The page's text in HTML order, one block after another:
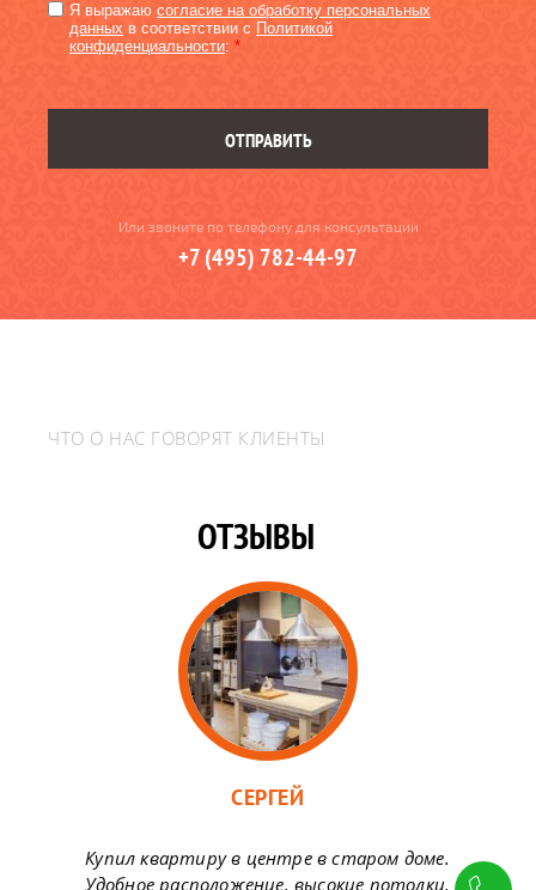
Я выражаю согласие на обработку персональных
данных в соответствии с Политикой
конфиденциальности: *
ОТПРАВИТЬ
Или звоните по телефону для консультации
+7 (495) 782-44-97
ЧТО О НАС ГОВОРЯТ КЛИЕНТЫ
ОТЗЫВЫ
СЕРГЕЙ
Купил квартиру в центре в старом доме.
Удобное расположение, высокие потолки,